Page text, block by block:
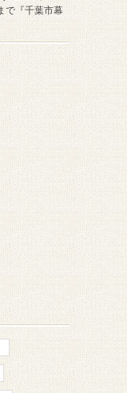
で『千葉市幕